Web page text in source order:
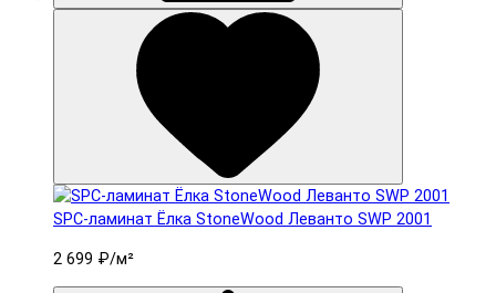
SPC-ламинат Ëлка StoneWood Леванто SWP 2001
2 699 ₽/м²